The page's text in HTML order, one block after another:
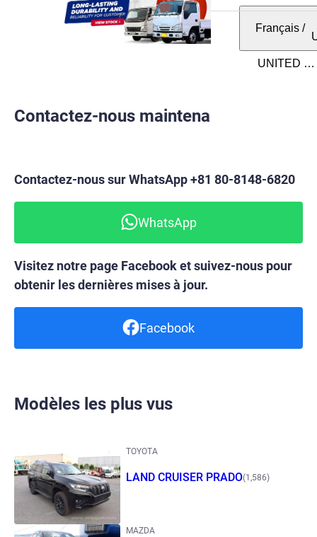
Français/
Contactez-nous maintenant
Contactez-nous sur WhatsApp +81 80-8148-6820
WhatsApp
Visitez notre page Facebook et suivez-nous pour
obtenir les dernières mises à jour.
Facebook
Modèles les plus vus
TOYOTA
LAND CRUISER PRADO(1,586)
MAZDA